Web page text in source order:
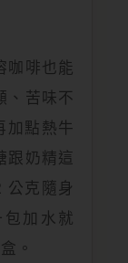
咖啡也能
、苦味不
加點熱牛
跟奶精這
公克隨身
加水就
。